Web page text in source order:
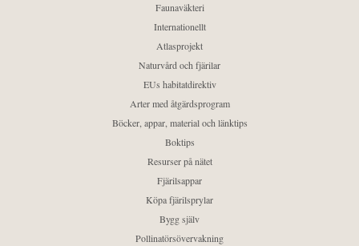
Faunaväkteri
Internationellt
Atlasprojekt
Naturvård och fjärilar
EUs habitatdirektiv
Arter med åtgärdsprogram
Böcker, appar, material och länktips
Boktips
Resurser på nätet
Fjärilsappar
Köpa fjärilsprylar
Bygg själv
Pollinatörsövervakning